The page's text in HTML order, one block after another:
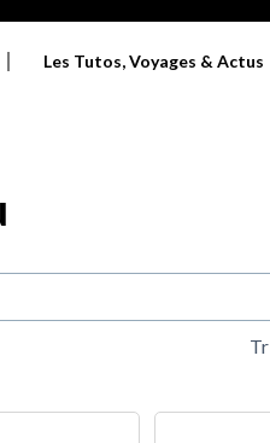
Les Tutos, Voyages & Actus